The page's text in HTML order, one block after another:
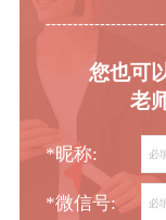
您也可
老
*昵称:
*微信号: